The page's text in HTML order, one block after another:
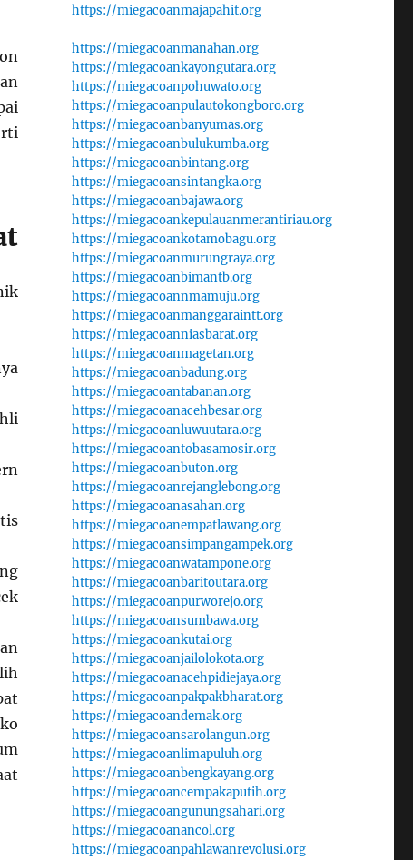
https://miegacoanmajapahit.org
https://miegacoanmanahan.org
https://miegacoankayongutara.org
https://miegacoanpohuwato.org
https://miegacoanpulautokongboro.org
https://miegacoanbanyumas.org
https://miegacoanbulukumba.org
https://miegacoanbintang.org
https://miegacoansintangka.org
https://miegacoanbajawa.org
https://miegacoankepulauanmerantiriau.org
https://miegacoankotamobagu.org
https://miegacoanmurungraya.org
https://miegacoanbimantb.org
https://miegacoannmamuju.org
https://miegacoanmanggaraintt.org
https://miegacoanniasbarat.org
https://miegacoanmagetan.org
https://miegacoanbadung.org
https://miegacoantabanan.org
https://miegacoanacehbesar.org
https://miegacoanluwuutara.org
https://miegacoantobasamosir.org
https://miegacoanbuton.org
https://miegacoanrejanglebong.org
https://miegacoanasahan.org
https://miegacoanempatlawang.org
https://miegacoansimpangampek.org
https://miegacoanwatampone.org
https://miegacoanbaritoutara.org
https://miegacoanpurworejo.org
https://miegacoansumbawa.org
https://miegacoankutai.org
https://miegacoanjailolokota.org
https://miegacoanacehpidiejaya.org
https://miegacoanpakpakbharat.org
https://miegacoandemak.org
https://miegacoansarolangun.org
https://miegacoanlimapuluh.org
https://miegacoanbengkayang.org
https://miegacoancempakaputih.org
https://miegacoangunungsahari.org
https://miegacoanancol.org
https://miegacoanpahlawanrevolusi.org